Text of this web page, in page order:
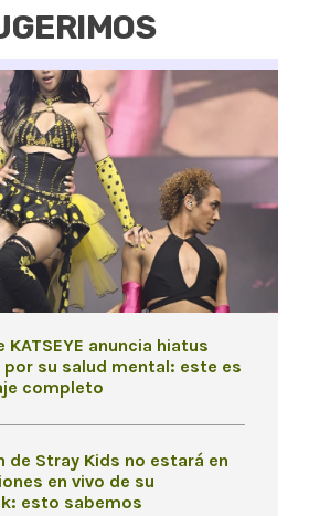
KATSEYE anuncia hiatus
su salud mental: este es
completo
de Stray Kids no estará en
en vivo de su
esto sabemos